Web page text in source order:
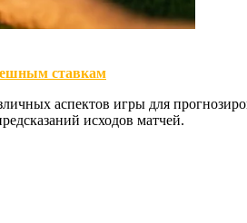
ставкам
аспектов игры для
исходов матчей.